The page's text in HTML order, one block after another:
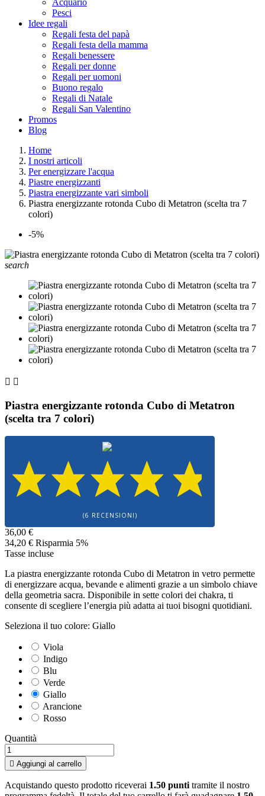
Acquario
Pesci
Idee regali
Regali festa del papà
Regali festa della mamma
Regali benessere
Regali per donne
Regali per uomoni
Buono regalo
Regali di Natale
Regali San Valentino
Promos
Blog
Home
I nostri articoli
Per energizzare l'acqua
Piastre energizzanti
Piastra energizzante vari simboli
Piastra energizzante rotonda Cubo di Metatron (scelta tra 7
colori)
-5%
search
 
Piastra energizzante rotonda Cubo di Metatron
(scelta tra 7 colori)
(6 RECENSIONI)
36,00 €
34,20 € Risparmia 5%
Tasse incluse
La piastra energizzante rotonda Cubo di Metatron in vetro permette
di energizzare acqua, bevande e alimenti grazie a un simbolo chiave
della geometria sacra. Disponibile in sette colori dei chakra, ti
consente di scegliere l’energia più adatta ai tuoi bisogni quotidiani.
Seleziona il tuo colore: Giallo
Viola
Indigo
Blu
Verde
Giallo
Arancione
Rosso
Quantità
 Aggiungi al carrello
Acquistando questo prodotto riceverai 1.50 punti tramite il nostro